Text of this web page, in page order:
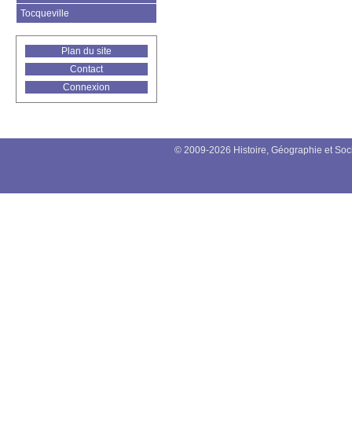
Tocqueville
Plan du site
Contact
Connexion
© 2009-2026 Histoire, Géographie et